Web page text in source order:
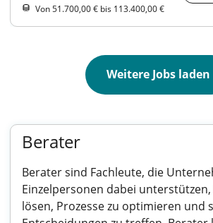
Von 51.700,00 € bis 113.400,00 €
Weitere Jobs laden
Berater
Berater sind Fachleute, die
Einzelpersonen dabei
lösen, Prozesse zu optimieren und